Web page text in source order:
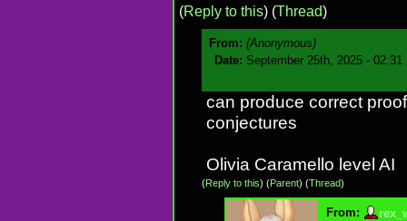
(Reply to this) (Thread)
From: (Anonymous)
Date: September 25th, 2025 - 02:31
can produce correct
conjectures
Olivia Caramello level AI
(Reply to this) (Parent) (Thread)
From: